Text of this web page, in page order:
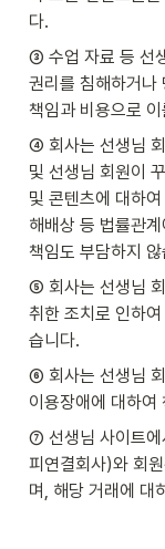
다.
③ 수업 자료 등 선
권리를 침해하거나
책임과 비용으로
④ 회사는 선생님
및 선생님 회원이
및 콘텐츠에 대하
해배상 등 법률관
책임도 부담하지
⑤ 회사는 선생님
취한 조치로 인하
습니다.
⑥ 회사는 선생님
이용장애에 대하여
⑦ 선생님 사이트에
피연결회사)와 회
며, 해당 거래에 대